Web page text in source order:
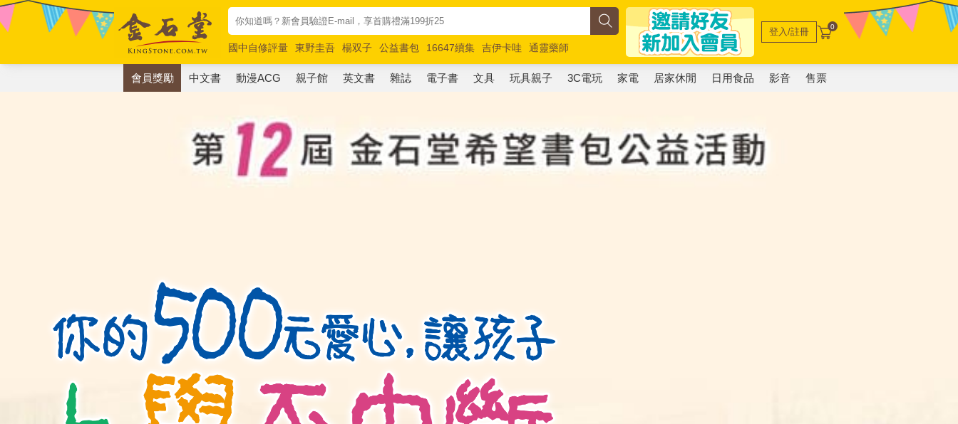
國中自修評量 東野圭吾 楊双子 公益書包 16647續集 吉伊卡哇
通靈藥師
唯紅花綻放
奧德賽 路邊攤新作 馬斯克 玩具總動員5 超慢跑
登入/註冊 0
會員獎勵 中文書 動漫ACG 親子館 英文書 雜誌 電子書 文具 玩具親子 3C電玩 家電 居家休閒 日用食品 影音 售票